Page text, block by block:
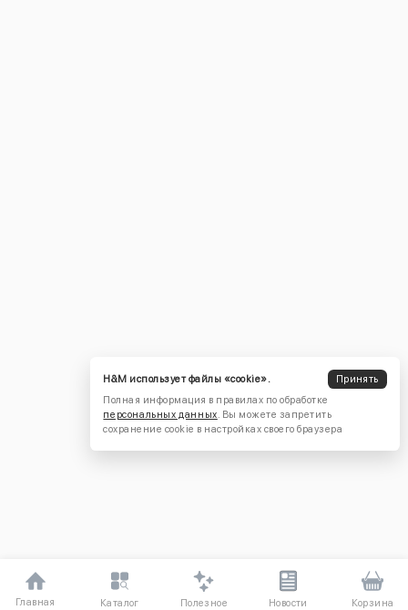
Главная Каталог Полезное Новости Корзина
H&M использует файлы «cookie».
Принять
Полная информация в правилах по обработке
персональных данных. Вы можете запретить
сохранение cookie в настройках своего браузера